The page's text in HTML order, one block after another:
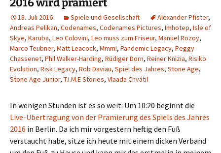
2016 wird prämiert
18. Juli 2016 Spiele und Gesellschaft Alexander Pfister,
Andreas Pelikan, Codenames, Codenames Pictures, Imhotep, Isle of
Skye, Karuba, Leo Colovini, Leo muss zum Friseur, Manuel Rozoy,
Marco Teubner, Matt Leacock, Mmm!, Pandemic Legacy, Peggy
Chassenet, Phil Walker-Harding, Rüdiger Dorn, Reiner Knizia, Risiko
Evolution, Risk Legacy, Rob Daviau, Spiel des Jahres, Stone Age,
Stone Age Junior, T.I.M.E Stories, Vlaada Chvátil
In wenigen Stunden ist es so weit: Um 10:20 beginnt die
Live-Übertragung von der Prämierung des Spiels des Jahres
2016 in Berlin. Da ich mir vorgestern heftig den Fuß
verstaucht habe, sitze ich heute mit einem dicken Verband